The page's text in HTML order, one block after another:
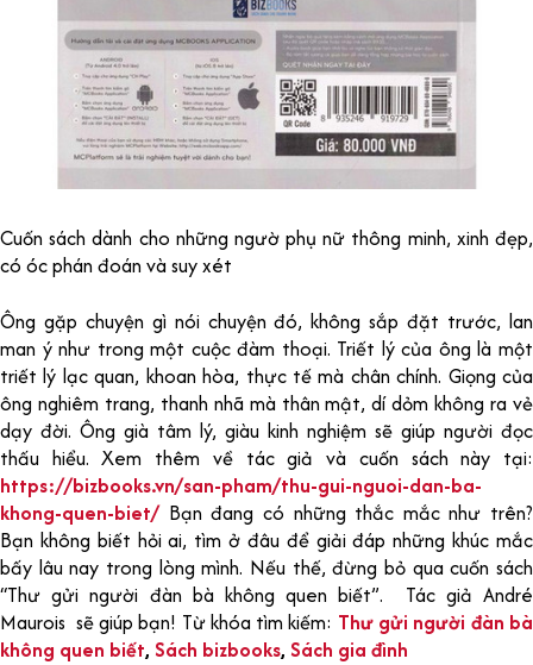
Cuốn sách dành cho những ngườ phụ nữ thông minh, xinh đẹp,
có óc phán đoán và suy xét
Ông gặp chuyện gì nói chuyện đó, không sắp đặt trước, lan
man ý như trong một cuộc đàm thoại. Triết lý của ông là một
triết lý lạc quan, khoan hòa, thực tế mà chân chính. Giọng của
ông nghiêm trang, thanh nhã mà thân mật, dí dỏm không ra vẻ
dạy đời. Ông già tâm lý, giàu kinh nghiệm sẽ giúp người đọc
thấu hiểu. Xem thêm về tác giả và cuốn sách này tại:
https://bizbooks.vn/san-pham/thu-gui-nguoi-dan-ba-
khong-quen-biet/Bạn đang có những thắc mắc như trên?
Bạn không biết hỏi ai, tìm ở đâu để giải đáp những khúc mắc
bấy lâu nay trong lòng mình. Nếu thế, đừng bỏ qua cuốn sách
“Thư gửi người đàn bà không quen biết”. Tác giả André
Maurois sẽ giúp bạn! Từ khóa tìm kiếm: Thư gửi người đàn bà
không quen biết, Sách bizbooks, Sách gia đình